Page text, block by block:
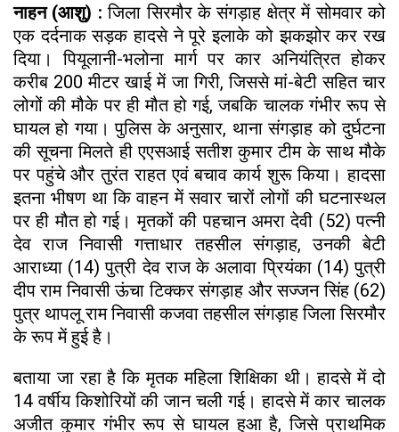
नाहन (आशु) : जिला सिरमौर के संगड़ाह क्षेत्र में सोमवार को
एक दर्दनाक सड़क हादसे ने पूरे इलाके को झकझोर कर रख
दिया। पियूलानी-भलोना मार्ग पर कार अनियंत्रित होकर
करीब 200 मीटर खाई में जा गिरी, जिससे मां-बेटी सहित चार
लोगों की मौके पर ही मौत हो गई, जबकि चालक गंभीर रूप से
घायल हो गया। पुलिस के अनुसार, थाना संगड़ाह को दुर्घटना
की सूचना मिलते ही एएसआई सतीश कुमार टीम के साथ मौके
पर पहुंचे और तुरंत राहत एवं बचाव कार्य शुरू किया। हादसा
इतना भीषण था कि वाहन में सवार चारों लोगों की घटनास्थल
पर ही मौत हो गई। मृतकों की पहचान अमरा देवी (52) पत्नी
देव राज निवासी गत्ताधार तहसील संगड़ाह, उनकी बेटी
आराध्या (14) पुत्री देव राज के अलावा प्रियंका (14) पुत्री
दीप राम निवासी ऊंचा टिक्कर संगड़ाह और सज्जन सिंह (62)
पुत्र थापलू राम निवासी कजवा तहसील संगड़ाह जिला सिरमौर
के रूप में हुई है।
बताया जा रहा है कि मृतक महिला शिक्षिका थी। हादसे में दो
14 वर्षीय किशोरियों की जान चली गई। हादसे में कार चालक
अजीत कुमार गंभीर रूप से घायल हुआ है, जिसे प्राथमिक